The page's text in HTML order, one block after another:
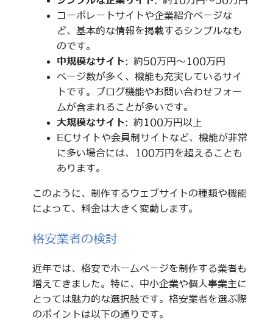
コーポレートサイトや企業紹介ページな
ど、基本的な情報を掲載するシンプルなも
のです。
中規模なサイト: 約50万円～100万円
ページ数が多く、機能も充実しているサイ
トです。ブログ機能やお問い合わせフォー
ムが含まれることが多いです。
大規模なサイト: 約100万円以上
ECサイトや会員制サイトなど、機能が非常
に多い場合には、100万円を超えることも
あります。
このように、制作するウェブサイトの種類や機能
によって、料金は大きく変動します。
格安業者の検討
近年では、格安でホームページを制作する業者も
増えてきました。特に、中小企業や個人事業主に
とっては魅力的な選択肢です。格安業者を選ぶ際
のポイントは以下の通りです。